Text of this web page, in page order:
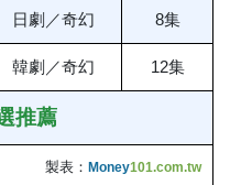
日劇／奇幻 8集
韓劇／奇幻 12集
推薦
製表： Money101.com.tw